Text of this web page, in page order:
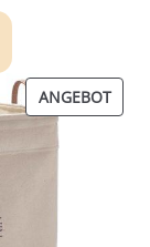
ANGEBOT
IM